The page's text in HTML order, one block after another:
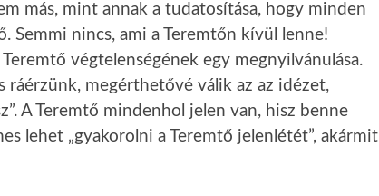
más, mint annak a tudatosítása, hogy minden
Semmi nincs, ami a Teremtőn kívül lenne!
végtelenségének egy megnyilvánulása.
megérthetővé válik az az idézet,
A Teremtő mindenhol jelen van, hisz benne
lehet „gyakorolni a Teremtő jelenlétét”, akármit